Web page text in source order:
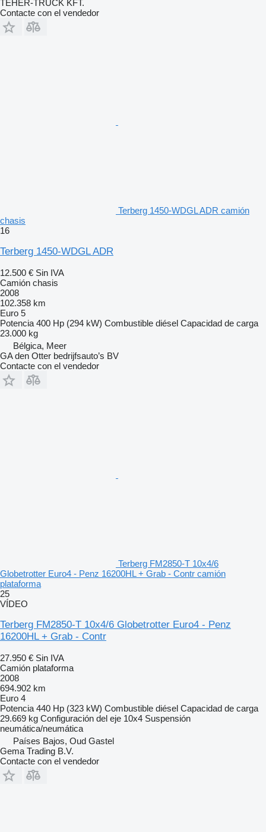
TEHER-TRUCK KFT.
Contacte con el vendedor
Terberg 1450-WDGL ADR camión
chasis
16
Terberg 1450-WDGL ADR
12.500 € Sin IVA
Camión chasis
2008
102.358 km
Euro 5
Potencia 400 Hp (294 kW) Combustible diésel Capacidad de carga
23.000 kg
Bélgica, Meer
GA den Otter bedrijfsauto’s BV
Contacte con el vendedor
Terberg FM2850-T 10x4/6
Globetrotter Euro4 - Penz 16200HL + Grab - Contr camión
plataforma
25
VÍDEO
Terberg FM2850-T 10x4/6 Globetrotter Euro4 - Penz
16200HL + Grab - Contr
27.950 € Sin IVA
Camión plataforma
2008
694.902 km
Euro 4
Potencia 440 Hp (323 kW) Combustible diésel Capacidad de carga
29.669 kg Configuración del eje 10x4 Suspensión
neumática/neumática
Países Bajos, Oud Gastel
Gema Trading B.V.
Contacte con el vendedor